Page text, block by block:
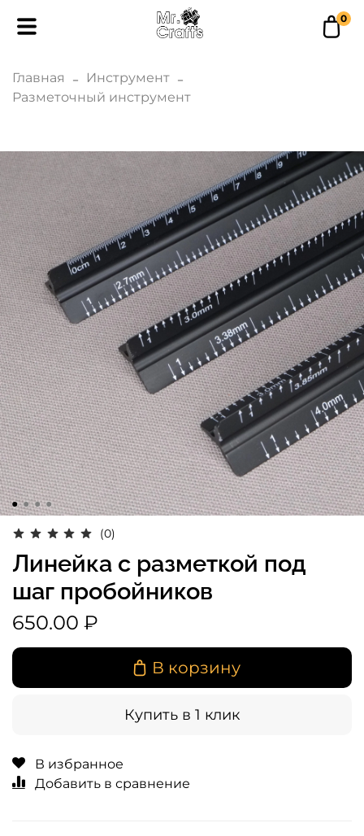
0
Главная
Инструмент
Разметочный инструмент
(0)
Линейка с разметкой под
шаг пробойников
650.00 ₽
В корзину
Купить в 1 клик
В избранное
Добавить в сравнение